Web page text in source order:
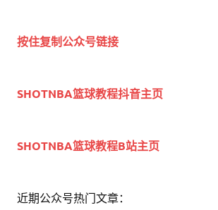
按住复制公众号链接
SHOTNBA篮球教程抖音主页
SHOTNBA篮球教程B站主页
近期公众号热门文章：